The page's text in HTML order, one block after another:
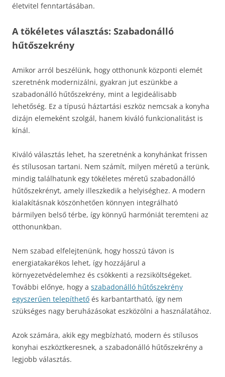
életvitel fenntartásában.
A tökéletes választás: Szabadonálló
hűtőszekrény
Amikor arról beszélünk, hogy otthonunk központi elemét
szeretnénk modernizálni, gyakran jut eszünkbe a
szabadonálló hűtőszekrény, mint a legideálisabb
lehetőség. Ez a típusú háztartási eszköz nemcsak a konyha
dizájn elemeként szolgál, hanem kiváló funkcionalitást is
kínál.
Kiváló választás lehet, ha szeretnénk a konyhánkat frissen
és stílusosan tartani. Nem számít, milyen méretű a terünk,
mindig találhatunk egy tökéletes méretű szabadonálló
hűtőszekrényt, amely illeszkedik a helyiséghez. A modern
kialakításnak köszönhetően könnyen integrálható
bármilyen belső térbe, így könnyű harmóniát teremteni az
otthonunkban.
Nem szabad elfelejtenünk, hogy hosszú távon is
energiatakarékos lehet, így hozzájárul a
környezetvédelemhez és csökkenti a rezsiköltségeket.
További előnye, hogy a szabadonálló hűtőszekrény
egyszerűen telepíthető és karbantartható, így nem
szükséges nagy beruházásokat eszközölni a használatához.
Azok számára, akik egy megbízható, modern és stílusos
konyhai eszköztkeresnek, a szabadonálló hűtőszekrény a
legjobb választás.